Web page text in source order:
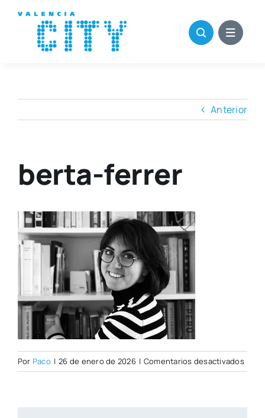
contenido
Anterior
berta-ferrer
Por Paco | 26 de enero de 2026 | Comentarios desactivadosen